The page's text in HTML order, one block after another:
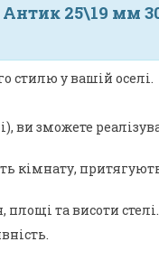
25\19 мм
стилю у вашій оселі.
ви зможете
кімнату,
та висоти стелі.